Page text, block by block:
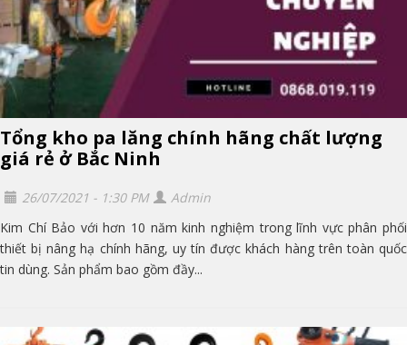
Tổng kho pa lăng chính hãng chất lượng
giá rẻ ở Bắc Ninh
26/07/2021 - 1:30 PM
Admin
Kim Chí Bảo với hơn 10 năm kinh nghiệm trong lĩnh vực phân phối
thiết bị nâng hạ chính hãng, uy tín được khách hàng trên toàn quốc
tin dùng. Sản phẩm bao gồm đầy...